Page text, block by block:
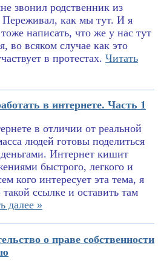
звонил родственник из
Переживал, как мы тут. И я
написать, что же у нас тут
во всяком случае как это
в протестах. Читать
в интернете. Часть 1
в отличии от реальной
людей готовы поделиться
Интернет кишит
быстрого, легкого и
кого интересует эта тема, я
ссылке и оставить там
далее »
о праве собственности